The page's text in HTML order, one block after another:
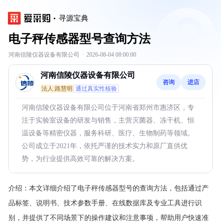
寻源宝典
电子秤传感器型号查询方法
河南信陵仪器设备有限公司 · 2026-08-04 08:00:00
河南信陵仪器设备有限公司
法人:路慧明 通过真实性核验
咨询 进店
河南信陵仪器设备有限公司位于河南省郑州市惠济区，专
注于实验室设备的研发与销售，主营灭菌器、冻干机、恒
温设备等精密仪器，服务科研、医疗、生物制药等领域。
公司成立于2021年，依托严谨的技术实力和原厂直供优
势，为行业提供高效可靠的解决方案。
介绍： 本文详细介绍了电子秤传感器型号的查询方法，包括通过产
品标签、说明书、技术参数手册、在线数据库及专业工具进行识
别，并提供了不同场景下的操作建议和注意事项，帮助用户快速准